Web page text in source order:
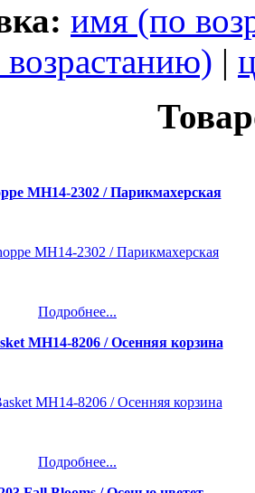
имя (по
|
MH14-2302 / Парикмахерская
Подробнее...
MH14-8206 / Осенняя корзина
Подробнее...